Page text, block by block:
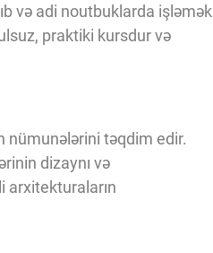
və adi noutbuklarda işləmək
praktiki kursdur və
təqdim edir.
dizaynı və
arxitekturaların